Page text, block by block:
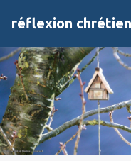
réflexion